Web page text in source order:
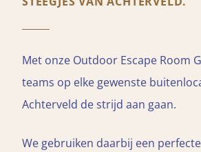
Met onze Outdoor Escape Room
teams op elke gewenste
Achterveld de strijd aan gaan.
We gebruiken daarbij een